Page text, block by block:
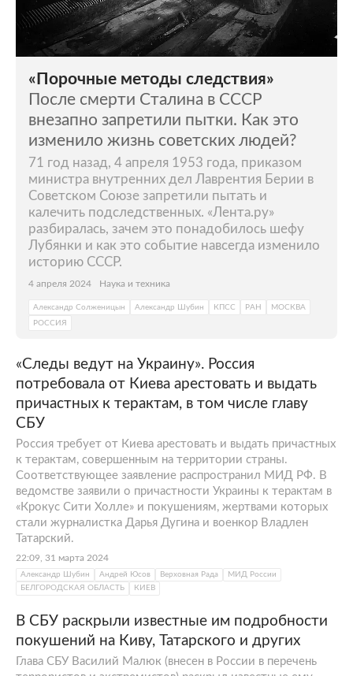
«Порочные методы следствия»
После смерти Сталина в СССР
внезапно запретили пытки. Как это
изменило жизнь советских людей?
71 год назад, 4 апреля 1953 года, приказом
министра внутренних дел Лаврентия Берии в
Советском Союзе запретили пытать и
калечить подследственных. «Лента.ру»
разбиралась, зачем это понадобилось шефу
Лубянки и как это событие навсегда изменило
историю СССР.
4 апреля 2024 Наука и техника
Александр Солженицын Александр Шубин КПСС РАН
МОСКВА
РОССИЯ
«Следы ведут на Украину». Россия
потребовала от Киева арестовать и выдать
причастных к терактам, в том числе главу
СБУ
Россия требует от Киева арестовать и выдать причастных
к терактам, совершенным на территории страны.
Соответствующее заявление распространил МИД РФ. В
ведомстве заявили о причастности Украины к терактам в
«Крокус Сити Холле» и покушениям, жертвами которых
стали журналистка Дарья Дугина и военкор Владлен
Татарский.
22:09, 31 марта 2024
Александр Шубин Андрей Юсов Верховная Рада
МИД России
БЕЛГОРОДСКАЯ ОБЛАСТЬ
КИЕВ
В СБУ раскрыли известные им подробности
покушений на Киву, Татарского и других
Глава СБУ Василий Малюк (внесен в России в перечень